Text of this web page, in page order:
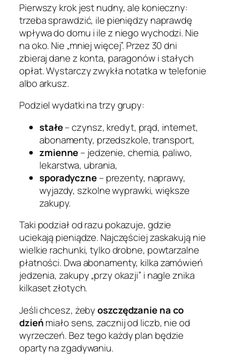
Pierwszy krok jest nudny, ale konieczny:
trzeba sprawdzić, ile pieniędzy naprawdę
wpływa do domu i ile z niego wychodzi. Nie
na oko. Nie „mniej więcej”. Przez 30 dni
zbieraj dane z konta, paragonów i stałych
opłat. Wystarczy zwykła notatka w telefonie
albo arkusz.
Podziel wydatki na trzy grupy:
stałe– czynsz, kredyt, prąd, internet,
abonamenty, przedszkole, transport,
zmienne– jedzenie, chemia, paliwo,
lekarstwa, ubrania,
sporadyczne– prezenty, naprawy,
wyjazdy, szkolne wyprawki, większe
zakupy.
Taki podział od razu pokazuje, gdzie
uciekają pieniądze. Najczęściej zaskakują nie
wielkie rachunki, tylko drobne, powtarzalne
płatności. Dwa abonamenty, kilka zamówień
jedzenia, zakupy „przy okazji” i nagle znika
kilkaset złotych.
Jeśli chcesz, żebyoszczędzanie na co
dzieńmiało sens, zacznij od liczb, nie od
wyrzeczeń. Bez tego każdy plan będzie
oparty na zgadywaniu.